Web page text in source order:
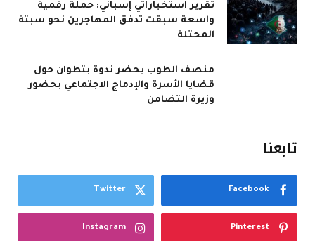
تقرير استخباراتي إسباني: حملة رقمية
واسعة سبقت تدفق المهاجرين نحو سبتة
المحتلة
منصف الطوب يحضر ندوة بتطوان حول
قضايا الأسرة والإدماج الاجتماعي بحضور
وزيرة التضامن
تابعنا
Facebook
Twitter
Pinterest
Instagram